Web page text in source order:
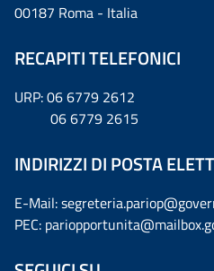
00187 Roma - Italia
RECAPITI TELEFONICI
URP: 06 6779 2612
06 6779 2615
INDIRIZZI DI POSTA
E-Mail:
PEC: